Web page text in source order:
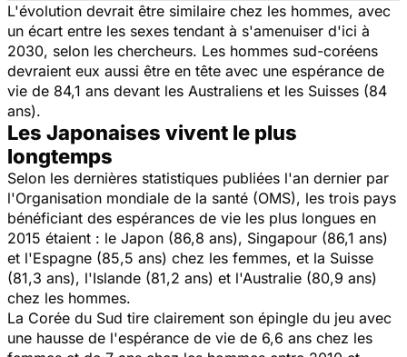
L'évolution devrait être similaire chez les hommes, avec
un écart entre les sexes tendant à s'amenuiser d'ici à
2030, selon les chercheurs. Les hommes sud-coréens
devraient eux aussi être en tête avec une espérance de
vie de 84,1 ans devant les Australiens et les Suisses (84
ans).
Les Japonaises vivent le plus
longtemps
Selon les dernières statistiques publiées l'an dernier par
l'Organisation mondiale de la santé (OMS), les trois pays
bénéficiant des espérances de vie les plus longues en
2015 étaient : le Japon (86,8 ans), Singapour (86,1 ans)
et l'Espagne (85,5 ans) chez les femmes, et la Suisse
(81,3 ans), l'Islande (81,2 ans) et l'Australie (80,9 ans)
chez les hommes.
La Corée du Sud tire clairement son épingle du jeu avec
une hausse de l'espérance de vie de 6,6 ans chez les